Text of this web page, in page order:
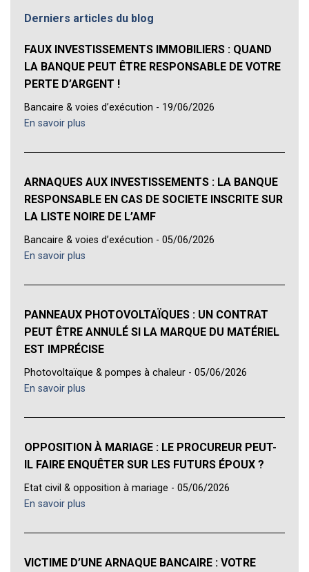
Derniers articles du blog
FAUX INVESTISSEMENTS IMMOBILIERS : QUAND
LA BANQUE PEUT ÊTRE RESPONSABLE DE VOTRE
PERTE D’ARGENT !
Bancaire & voies d’exécution - 19/06/2026
En savoir plus
ARNAQUES AUX INVESTISSEMENTS : LA BANQUE
RESPONSABLE EN CAS DE SOCIETE INSCRITE SUR
LA LISTE NOIRE DE L’AMF
Bancaire & voies d’exécution - 05/06/2026
En savoir plus
PANNEAUX PHOTOVOLTAÏQUES : UN CONTRAT
PEUT ÊTRE ANNULÉ SI LA MARQUE DU MATÉRIEL
EST IMPRÉCISE
Photovoltaïque & pompes à chaleur - 05/06/2026
En savoir plus
OPPOSITION À MARIAGE : LE PROCUREUR PEUT-
IL FAIRE ENQUÊTER SUR LES FUTURS ÉPOUX ?
Etat civil & opposition à mariage - 05/06/2026
En savoir plus
VICTIME D’UNE ARNAQUE BANCAIRE : VOTRE